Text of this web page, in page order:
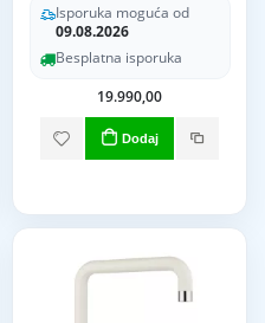
Isporuka moguća od
09.08.2026
Besplatna isporuka
19.990,00
Dodaj